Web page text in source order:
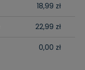
18,99 zł
22,99 zł
0,00 zł